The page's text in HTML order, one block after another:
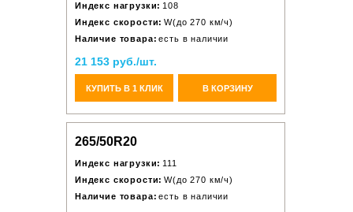
Индекс нагрузки: 108
Индекс скорости: W(до 270 км/ч)
Наличие товара: есть в наличии
21 153 руб./шт.
КУПИТЬ В 1 КЛИК В КОРЗИНУ
265/50R20
Индекс нагрузки: 111
Индекс скорости: W(до 270 км/ч)
Наличие товара: есть в наличии